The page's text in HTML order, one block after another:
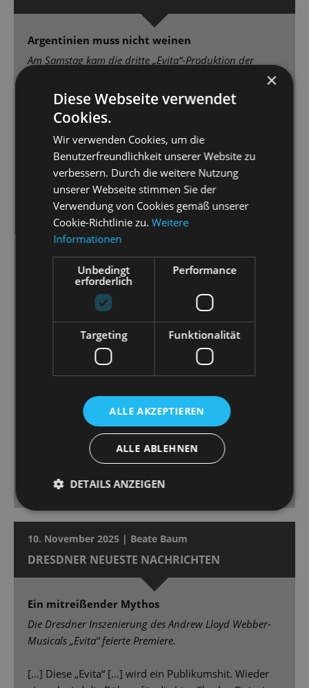
Argentinien muss nicht weinen
Am Samstag kam die dritte „Evita“-Produktion der
brillant gespielt und gesungen – ein großer Wurf!
[...] Die Fassung von Regisseur und Choreograf
Simon Eichenberger („Pippin“) begeistert mit
Opulenz. Wunderbar meistert Sybille Lambrich in der
Titelpartie die für weibliche Sopranstimme schwierig
geschriebenen Gesangsparts. Ebenso stark Gero
Wendorffin der zweiten Hauptrolle als Erzähler Che
[…] sowie Marcus Günzel als beim langen Sterben
seinerEvita mitfühlender Juan Perón. Nicht zu
unterschlagen: Tenor Václac Vallon, der als
schmieriger Tangosänger Agustin Magaldi begeistert.
[…] Auf der dauerbewegten Drehbühne (Charles
Quiggin) immer was los, die prächtigen Kostüme von
Aleš Valášek wechseln im Minutentakt und rauben
schon früh den Atem […] Chor und Ballett agieren –
in großer Besetzung – ebenfalls mitreißend und
makellos. Dirigent Peter Christian Feigel weiß das
angemessen zu leiten - wenn volle Pulle gegeben
wird, leuchtet „Wein’ nicht um mich, Argentinien“ in
strahlender Pracht mit unwiderstehlicher
Ohrwurmgarantie. Die Premiere bekam begeisterten
angemessen.
10. November 2025 | Beate Baum
DRESDNER NEUESTE NACHRICHTEN
Ein mitreißender Mythos
Die Dresdner Inszenierung des Andrew Lloyd Webber-
Musicals „Evita“ feierte Premiere.
[…] Diese „Evita“ […] wird ein Publikumshit. Wieder
×
Diese Webseite verwendet
Cookies.
Wir verwenden Cookies, um die
Benutzerfreundlichkeit unserer Website zu
verbessern. Durch die weitere Nutzung
unserer Webseite stimmen Sie der
Verwendung von Cookies gemäß unserer
Cookie-Richtlinie zu.Weitere
Informationen
Unbedingt
erforderlich
Performance
Targeting Funktionalität
ALLE AKZEPTIEREN
ALLE ABLEHNEN
DETAILS ANZEIGEN